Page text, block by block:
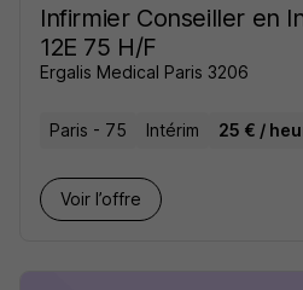
Infirmier Conseiller en
12E 75 H/F
Ergalis Medical Paris 3206
Paris - 75 Intérim 25 € /
Voir l’offre